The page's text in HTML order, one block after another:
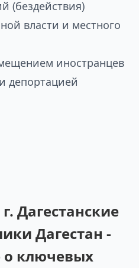
(бездействия)
власти и местного
иностранцев
депортацией
Дагестанские
Дагестан -
о ключевых